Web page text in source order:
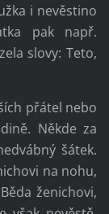
i nevěstino
pak např.
slovy: Teto,
přátel nebo
Někde za
šátek.
na nohu,
ženichovi,